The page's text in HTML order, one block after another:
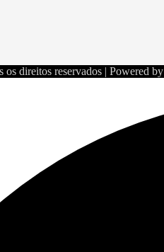
direitos reservados | Powered by